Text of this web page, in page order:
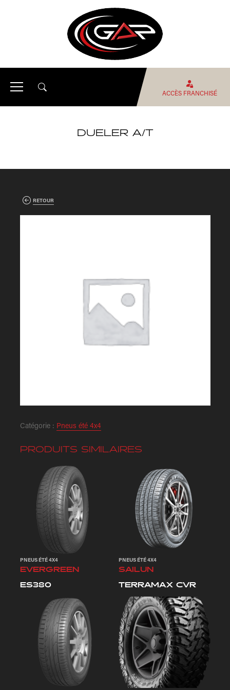
ACCÈS FRANCHISÉ
DUELER A/T
RETOUR
Catégorie : Pneus été 4x4
PRODUITS SIMILAIRES
PNEUS ÉTÉ 4X4
EVERGREEN
ES380
PNEUS ÉTÉ 4X4
SAILUN
TERRAMAX CVR